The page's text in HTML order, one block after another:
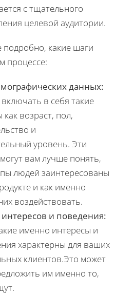
с тщательного
целевой аудитории.
подробно, какие шаги
процессе:
данных:
в себя такие
возраст, пол,
и
уровень. Эти
вам лучше понять,
людей заинтересованы
и как именно
воздействовать.
и поведения:
именно интересы и
характерны для ваших
клиентов.Это может
им именно то,